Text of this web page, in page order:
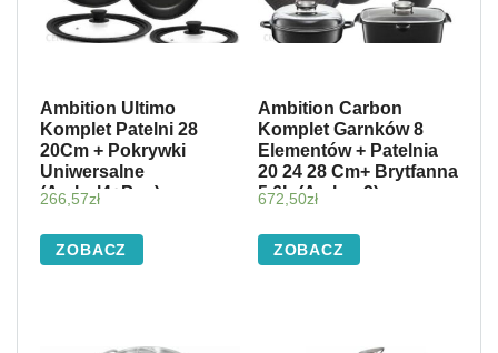
Ambition Ultimo
Komplet Patelni 28
20Cm + Pokrywki
Uniwersalne
(Ambul4+Psu)
266,57zł
ZOBACZ
Ambition Carbon
Komplet Garnków 8
Elementów + Patelnia
20 24 28 Cm+ Brytfanna
5,6L (Ambcs9)
672,50zł
ZOBACZ